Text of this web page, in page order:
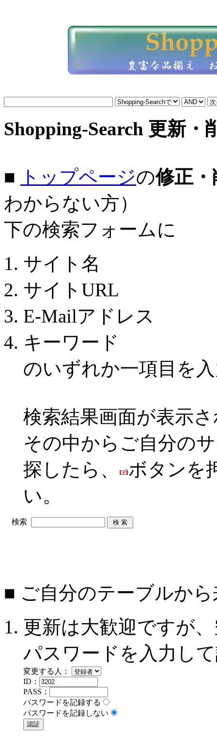
Shopping-Search 更新・
■ トップページの修正・
わからない方）
下の検索フォームに
サイト名
サイトURL
E-Mailアドレス
キーワード
のいずれか一項目を
検索結果画面が表示
その中からご自分の
探したら、
ボタンを
い。
検索
■ ご自分のテーブルか
更新は大歓迎ですが
パスワードを入力し
変更する人：
ID：
PASS：
パスワードを記録する
パスワードを記録しない